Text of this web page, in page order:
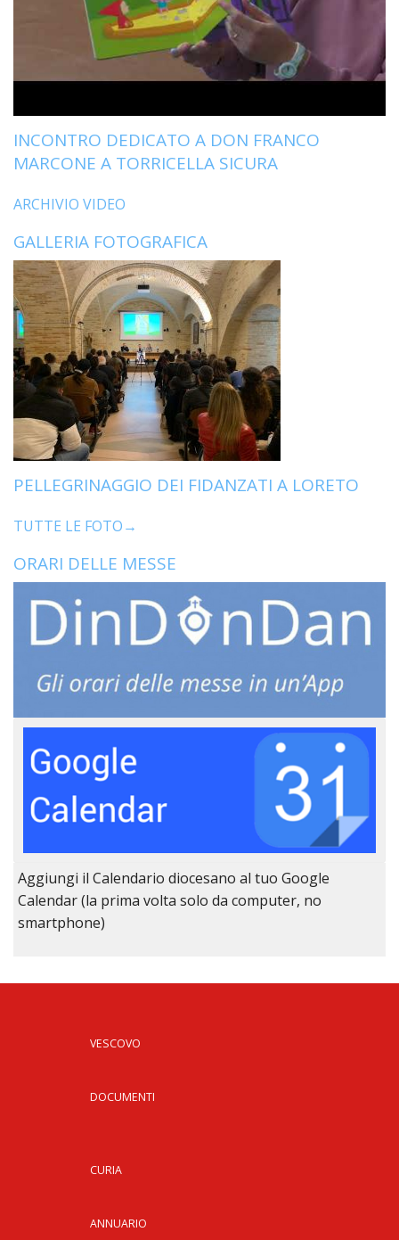
INCONTRO DEDICATO A DON FRANCO
MARCONE A TORRICELLA SICURA
ARCHIVIO VIDEO
GALLERIA FOTOGRAFICA
PELLEGRINAGGIO DEI FIDANZATI A LORETO
TUTTE LE FOTO→
ORARI DELLE MESSE
Aggiungi il Calendario diocesano al tuo Google
Calendar (la prima volta solo da computer, no
smartphone)
VESCOVO
DOCUMENTI
CURIA
ANNUARIO